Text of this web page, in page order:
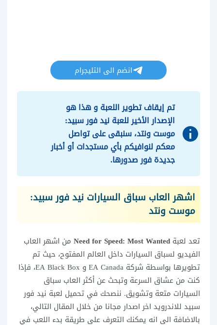
انضم الى التليجرام
تم إيقاف تطوير اللعبة و هذا هو
الإصدار الأخير للعبة نيد فور سبيد:
موست ونتد، سنبقى على تواصل
معكم لنوافيكم بأي مستجدات أو أخبار
جديدة فور صدورها.
اشهر العاب سباق السيارات نيد فور سبيد:
موست ونتد
تعد لعبة Need for Speed: Most Wanted من اشهر العاب
الفيديو لسباق السيارات داخل العالم المفتوح، حيث تم
تطويرها بواسطة شركة EA Canada و EA Black Box، فإذا
كنت من عشاق السرعة وتبحث عن أكثر العاب سباق
السيارات متعة وتشويق. ننصحك في تحميل لعبة نيد فور
سبيد للاندرويد اخر اصدار مجانا من خلال المقال التالي،
بالاضافة الى انه يمكنك التعرف على طريقة بدء اللعب في